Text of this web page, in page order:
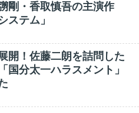
剛・香取慎吾の主演作
ステム」
開！佐藤二朗を詰問した
国分太一ハラスメント」